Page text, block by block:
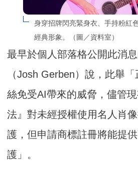
身穿招牌閃亮緊身衣、手持粉紅
經典形象。（圖／資料室）
最早於個人部落格公開此消
（Josh Gerben）說，此舉
絲免受AI帶來的威脅，儘管
法』對未經授權使用名人肖
護，但申請商標註冊將能提
護」。